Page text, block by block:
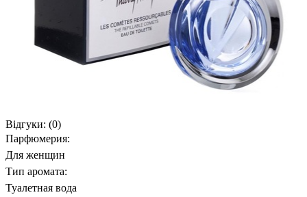
Відгуки: (0)
Парфюмерия:
Для женщин
Тип аромата:
Туалетная вода